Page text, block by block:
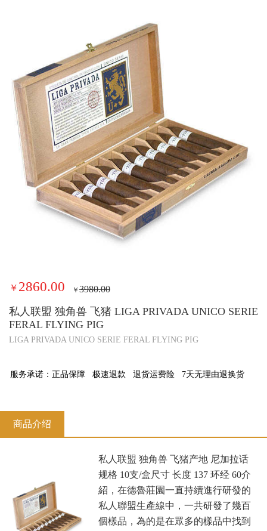
￥ 2860.00 ￥3980.00
私人联盟 独角兽 飞猪 LIGA PRIVADA UNICO SERIE
FERAL FLYING PIG
LIGA PRIVADA UNICO SERIE FERAL FLYING PIG
服务承诺： 正品保障 极速退款 退货运费险 7天无理由退换货
商品介绍
私人联盟 独角兽 飞猪产地 尼加拉话
规格 10支/盒尺寸 长度 137 环经 60介
紹，在德魯莊園一直持續進行研發的
私人聯盟生產線中，一共研發了幾百
個樣品，為的是在眾多的樣品中找到